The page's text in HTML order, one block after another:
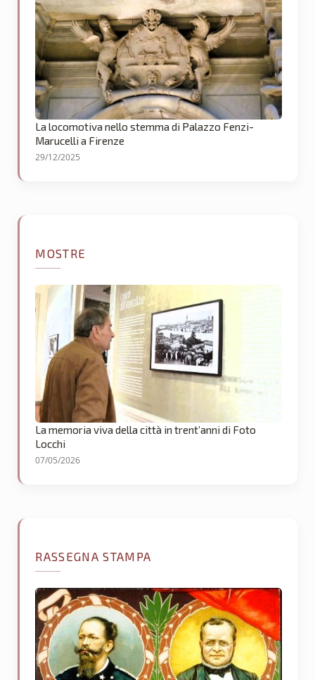
La locomotiva nello stemma di Palazzo Fenzi-
Marucelli a Firenze
29/12/2025
MOSTRE
La memoria viva della città in trent’anni di Foto
Locchi
07/05/2026
RASSEGNA STAMPA